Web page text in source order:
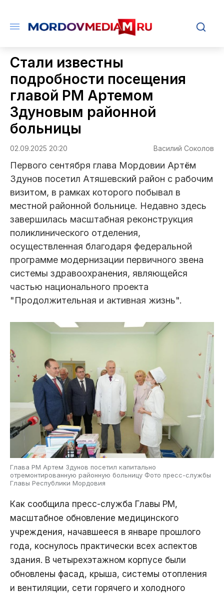
Стали известны
подробности посещения
главой РМ Артемом
Здуновым районной
больницы
02.09.2025 20:20 Василий Соколов
Первого сентября глава Мордовии Артём
Здунов посетил Атяшевский район с рабочим
визитом, в рамках которого побывал в
местной районной больнице. Недавно здесь
завершилась масштабная реконструкция
поликлинического отделения,
осуществленная благодаря федеральной
программе модернизации первичного звена
системы здравоохранения, являющейся
частью национального проекта
"Продолжительная и активная жизнь".
Глава РМ Артем Здунов посетил капитально
отремонтированную районную больницу Фото пресс-службы
Главы Республики Мордовия
Как сообщила пресс-служба Главы РМ,
масштабное обновление медицинского
учреждения, начавшееся в январе прошлого
года, коснулось практически всех аспектов
здания. В четырехэтажном корпусе были
обновлены фасад, крыша, системы отопления
и вентиляции, сети горячего и холодного